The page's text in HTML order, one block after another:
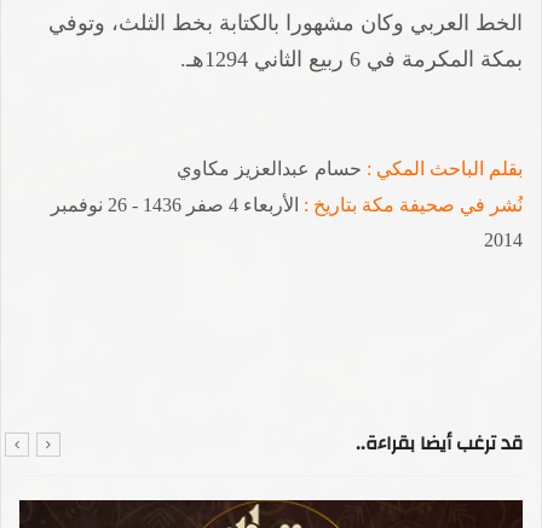
الخط العربي وكان مشهورا بالكتابة بخط الثلث، وتوفي
بمكة المكرمة في 6 ربيع الثاني 1294هـ.
بقلم الباحث المكي : حسام عبدالعزيز مكاوي
نُشر في صحيفة مكة بتاريخ :
الأربعاء 4 صفر 1436 - 26 نوفمبر
2014
قد ترغب أيضا بقراءة..